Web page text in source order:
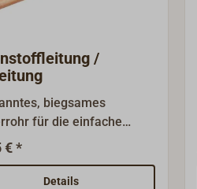
/
biegsames
für die einfache
von
oder
€ *
Details